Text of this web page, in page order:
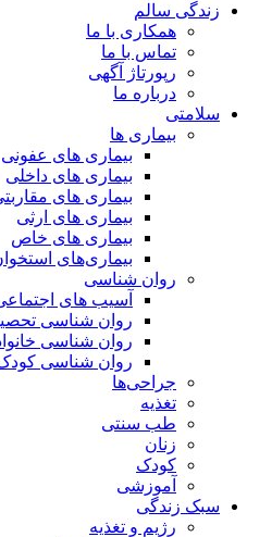
زندگی سالم
همکاری با ما
تماس با ما
رپورتاژ آگهی
درباره ما
سلامتی
بیماری ها
بیماری های عفونی
بیماری های داخلی
بیماری های
بیماری های ارثی
بیماری های خاص
بیماری‌های
روان شناسی
آسیب های
روان شناسی
روان شناسی
روان شناسی
جراحی‌ها
تغذیه
طب سنتی
زنان
کودک
آموزشی
سبک زندگی
رژیم و تغذیه